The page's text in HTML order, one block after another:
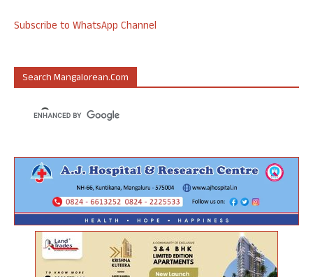
Subscribe to WhatsApp Channel
Search Mangalorean.com